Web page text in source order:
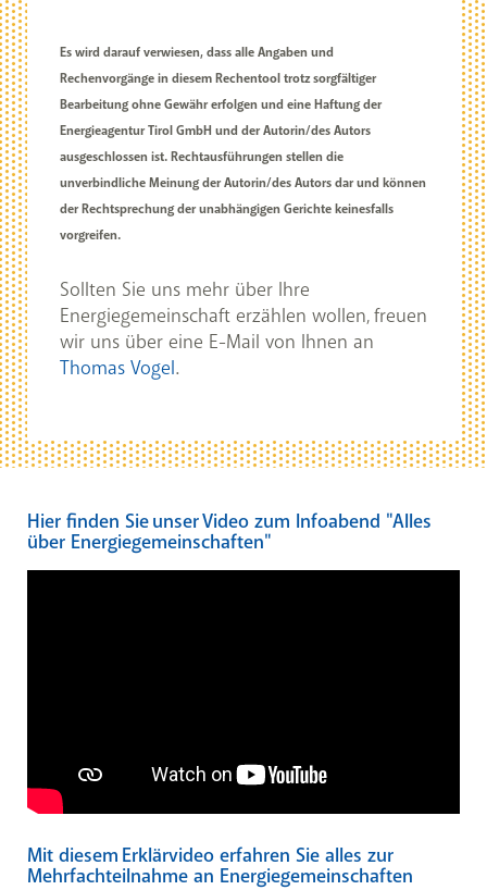
Es wird darauf verwiesen, dass alle Angaben und
Rechenvorgänge in diesem Rechentool trotz sorgfältiger
Bearbeitung ohne Gewähr erfolgen und eine Haftung der
Energieagentur Tirol GmbH und der Autorin/des Autors
ausgeschlossen ist. Rechtausführungen stellen die
unverbindliche Meinung der Autorin/des Autors dar und können
der Rechtsprechung der unabhängigen Gerichte keinesfalls
vorgreifen.
Sollten Sie uns mehr über Ihre
Energiegemeinschaft erzählen wollen, freuen
wir uns über eine E-Mail von Ihnen an
Thomas Vogel.
Hier finden Sie unser Video zum Infoabend "Alles
über Energiegemeinschaften"
Mit diesem Erklärvideo erfahren Sie alles zur
Mehrfachteilnahme an Energiegemeinschaften